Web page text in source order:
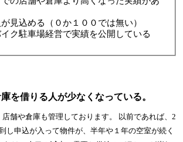
見込める（０か１００では無い）
ク駐車場経営で実績を公開している
を借りる人が少なくなっている。
舗や倉庫も管理しております。 以前であれば、2
し申込が入って物件が、半年や１年の空室が続く